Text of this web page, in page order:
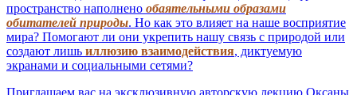
пространство наполнено обаятельными образами
обитателей природы. Но как это влияет на наше восприятие
мира? Помогают ли они укрепить нашу связь с природой или
создают лишь иллюзию взаимодействия, диктуемую
экранами и социальными сетями?
Приглашаем вас на эксклюзивную авторскую лекцию Оксаны